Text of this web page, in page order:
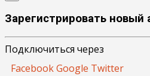
Зарегистрировать новый
Подключиться через
FacebookGoogle Twitter